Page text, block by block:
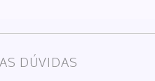
DÚVIDAS